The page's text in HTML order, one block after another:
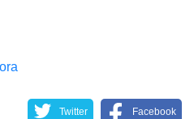
Twitter Facebook